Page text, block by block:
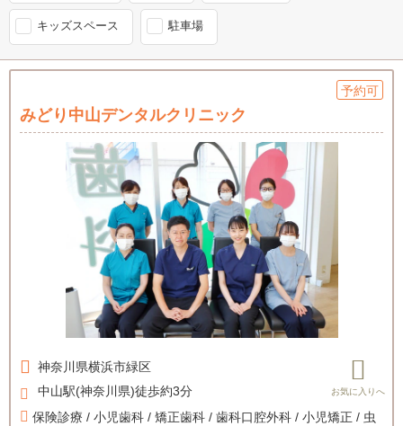
キッズスペース 駐車場
予約可
みどり中山デンタルクリニック
神奈川県横浜市緑区
中山駅(神奈川県)徒歩約3分
保険診療 / 小児歯科 / 矯正歯科 / 歯科口腔外科 / 小児矯正 / 虫